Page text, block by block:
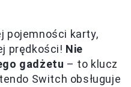
pojemności karty,
prędkości! Nie
gadżetu – to klucz
Switch obsługuje